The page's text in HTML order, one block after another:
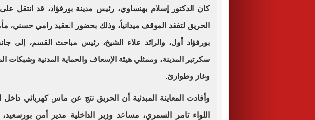
كان الدكتور إسلام بهنساوي، رئيس مدينة بورفؤاد، قد انتقل
الحريق لتفقد الموقف ميدانياً، وذلك بحضور العقيد رامي
بورفؤاد أول، والرائد علاء الشيخ، رئيس مباحث القسم، إلى
سكرتير المدينة، وممثلي هيئة الإسعاف والحماية المدنية وشبكات
وغاز وطوارئ.
وأفادت المعاينة المبدئية أن الحريق نتج عن ماس كهربائي داخل
اللواء تامر السمري، مساعد وزير الداخلية مدير أمن